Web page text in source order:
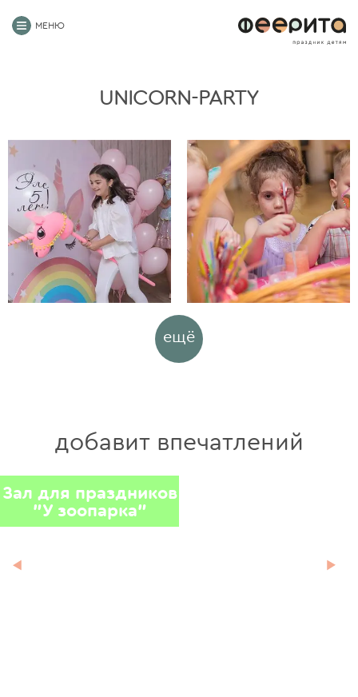
МЕНЮ
UNICORN-PARTY
ещё
добавит впечатлений
Зал для праздников
"У зоопарка"